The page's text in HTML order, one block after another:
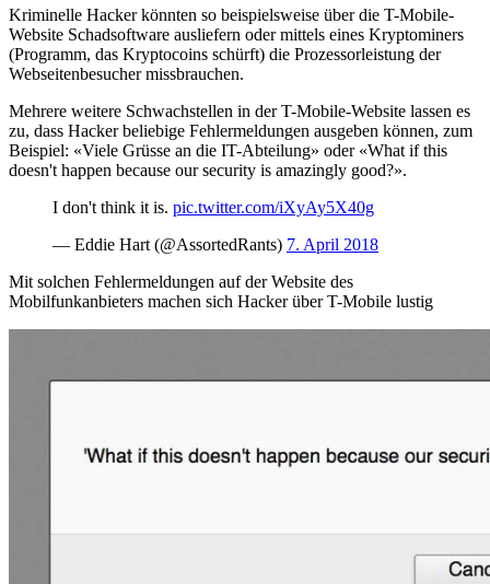
Kriminelle Hacker könnten so beispielsweise über die T-Mobile-
Website Schadsoftware ausliefern oder mittels eines Kryptominers
(Programm, das Kryptocoins schürft) die Prozessorleistung der
Webseitenbesucher missbrauchen.
Mehrere weitere Schwachstellen in der T-Mobile-Website lassen es
zu, dass Hacker beliebige Fehlermeldungen ausgeben können, zum
Beispiel: «Viele Grüsse an die IT-Abteilung» oder «What if this
doesn't happen because our security is amazingly good?».
I don't think it is. pic.twitter.com/iXyAy5X40g
— Eddie Hart (@AssortedRants) 7. April 2018
Mit solchen Fehlermeldungen auf der Website des
Mobilfunkanbieters machen sich Hacker über T-Mobile lustig